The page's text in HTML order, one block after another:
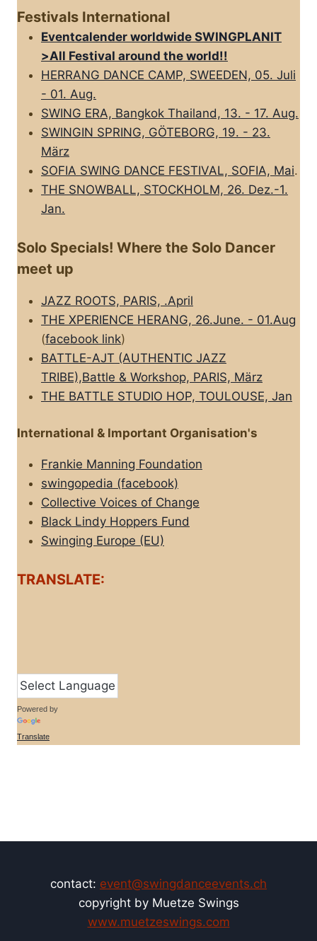
Festivals International
Eventcalender worldwide SWINGPLANIT
>All FestivaI around the world!!
HERRANG DANCE CAMP, SWEEDEN, 05. Juli
- 01. Aug.
SWING ERA, Bangkok Thailand, 13. - 17. Aug.
SWINGIN SPRING, GÖTEBORG, 19. - 23.
März
SOFIA SWING DANCE FESTIVAL, SOFIA, Mai.
THE SNOWBALL, STOCKHOLM, 26. Dez.-1.
Jan.
Solo Specials! Where the Solo Dancer
meet up
JAZZ ROOTS, PARIS, .April
THE XPERIENCE HERANG, 26.June. - 01.Aug
(facebook link)
BATTLE-AJT (AUTHENTIC JAZZ
TRIBE),Battle & Workshop, PARIS, März
THE BATTLE STUDIO HOP, TOULOUSE, Jan
International & Important Organisation's
Frankie Manning Foundation
swingopedia (facebook)
Collective Voices of Change
Black Lindy Hoppers Fund
Swinging Europe (EU)
TRANSLATE:
Powered by
Translate
contact: event@swingdanceevents.ch
copyright by Muetze Swings
www.muetzeswings.com